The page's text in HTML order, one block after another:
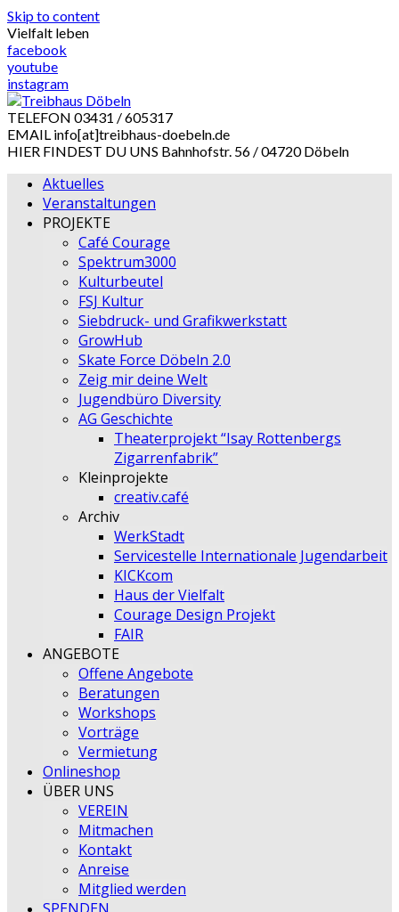
Skip to content
Vielfalt leben
facebook
youtube
instagram
TELEFON 03431 / 605317
EMAIL info[at]treibhaus-doebeln.de
HIER FINDEST DU UNS Bahnhofstr. 56 / 04720 Döbeln
Aktuelles
Veranstaltungen
PROJEKTE
Café Courage
Spektrum3000
Kulturbeutel
FSJ Kultur
Siebdruck- und Grafikwerkstatt
GrowHub
Skate Force Döbeln 2.0
Zeig mir deine Welt
Jugendbüro Diversity
AG Geschichte
Theaterprojekt “Isay Rottenbergs
Zigarrenfabrik”
Kleinprojekte
creativ.café
Archiv
WerkStadt
Servicestelle Internationale Jugendarbeit
KICKcom
Haus der Vielfalt
Courage Design Projekt
FAIR
ANGEBOTE
Offene Angebote
Beratungen
Workshops
Vorträge
Vermietung
Onlineshop
ÜBER UNS
VEREIN
Mitmachen
Kontakt
Anreise
Mitglied werden